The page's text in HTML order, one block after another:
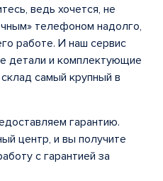
ведь хочется, не
телефоном надолго,
работе. И наш сервис
детали и комплектующие
самый крупный в
гарантию.
центр, и вы получите
с гарантией за